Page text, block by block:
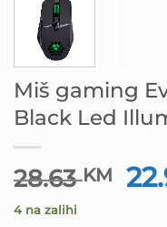
Miš gaming
Black Led
28.63KM
4 na zalihi